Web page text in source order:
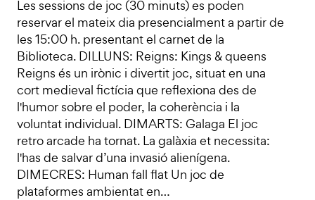
Les sessions de joc (30 minuts) es poden
reservar el mateix dia presencialment a partir de
les 15:00 h. presentant el carnet de la
Biblioteca. DILLUNS: Reigns: Kings & queens
Reigns és un irònic i divertit joc, situat en una
cort medieval fictícia que reflexiona des de
l'humor sobre el poder, la coherència i la
voluntat individual. DIMARTS: Galaga El joc
retro arcade ha tornat. La galàxia et necessita:
l'has de salvar d’una invasió alienígena.
DIMECRES: Human fall flat Un joc de
plataformes ambientat en…